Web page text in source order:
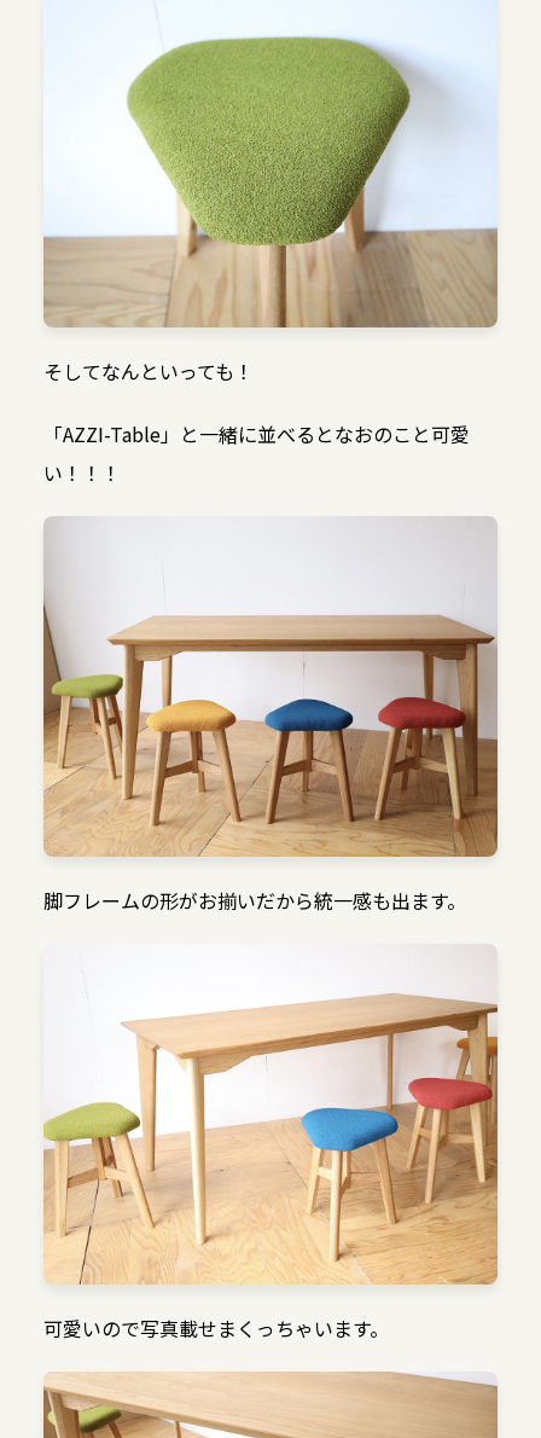
そしてなんといっても！
「AZZI-Table」と一緒に並べるとなおのこと可愛
い！！！
脚フレームの形がお揃いだから統一感も出ます。
可愛いので写真載せまくっちゃいます。